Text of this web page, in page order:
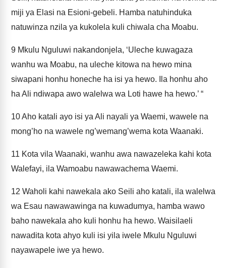
miji ya Elasi na Esioni-gebeli. Hamba natuhinduka
natuwinza nzila ya kukolela kuli chiwala cha Moabu.
9 Mkulu Nguluwi nakandonjela, ‘Uleche kuwagaza
wanhu wa Moabu, na uleche kitowa na hewo mina
siwapani honhu honeche ha isi ya hewo. Ila honhu aho
ha Ali ndiwapa awo walelwa wa Loti hawe ha hewo.’ “
10Aho katali ayo isi ya Ali nayali ya Waemi, wawele na
mong’ho na wawele ng’wemang’wema kota Waanaki.
11 Kota vila Waanaki, wanhu awa nawazeleka kahi kota
Walefayi, ila Wamoabu nawawachema Waemi.
12 Waholi kahi nawekala ako Seili aho katali, ila walelwa
wa Esau nawawawinga na kuwadumya, hamba wawo
baho nawekala aho kuli honhu ha hewo. Waisilaeli
nawadita kota ahyo kuli isi yila iwele Mkulu Nguluwi
nayawapele iwe ya hewo.